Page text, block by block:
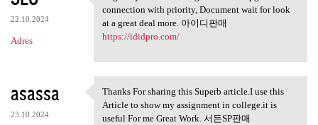
22.10.2024
Adres
Regards just for featuring
connection with priority, Document wait for look
at a great deal more. 아이디판매
https://ididpro.com/
asassa
23.10.2024
Thanks For sharing this
Thanks For sharing this Superb article.I use this
Article to show my assignment in college.it is
useful For me Great Work. 서든SP판매